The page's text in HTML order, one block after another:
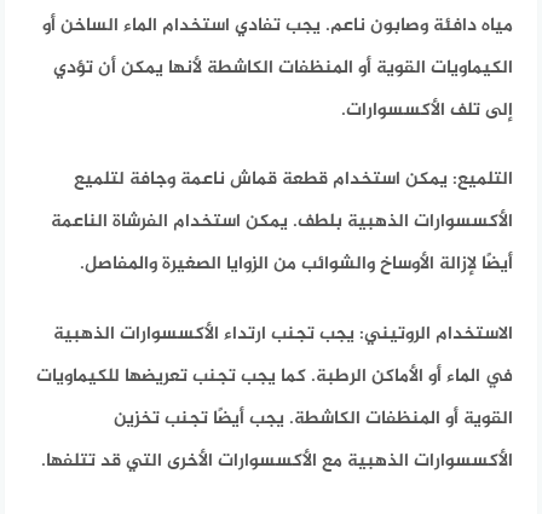
مياه دافئة وصابون ناعم. يجب تفادي استخدام الماء الساخن أو
الكيماويات القوية أو المنظفات الكاشطة لأنها يمكن أن تؤدي
إلى تلف الأكسسوارات.
التلميع: يمكن استخدام قطعة قماش ناعمة وجافة لتلميع
الأكسسوارات الذهبية بلطف. يمكن استخدام الفرشاة الناعمة
أيضًا لإزالة الأوساخ والشوائب من الزوايا الصغيرة والمفاصل.
الاستخدام الروتيني: يجب تجنب ارتداء الأكسسوارات الذهبية
في الماء أو الأماكن الرطبة. كما يجب تجنب تعريضها للكيماويات
القوية أو المنظفات الكاشطة. يجب أيضًا تجنب تخزين
الأكسسوارات الذهبية مع الأكسسوارات الأخرى التي قد تتلفها.